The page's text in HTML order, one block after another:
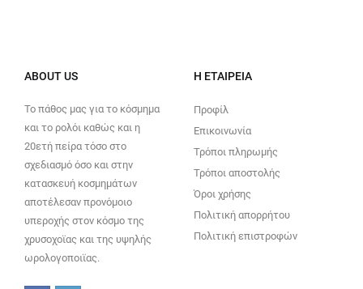
ABOUT US
Το πάθος μας για το κόσμημα
και το ρολόι καθώς και η
20ετή πείρα τόσο στο
σχεδιασμό όσο και στην
κατασκευή κοσμημάτων
αποτέλεσαν προνόμοιο
υπεροχής στον κόσμο της
χρυσοχοϊας και της υψηλής
ωρολογοποιϊας.
Η ΕΤΑΙΡΕΊΑ
Προφίλ
Επικοινωνία
Τρόποι πληρωμής
Τρόποι αποστολής
Όροι χρήσης
Πολιτική απορρήτου
Πολιτική επιστροφών